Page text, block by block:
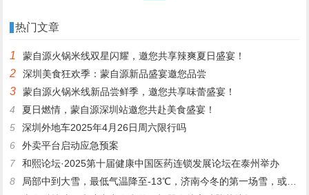
热门文章
1 蒙自源火锅米线双星闪耀，邀您共享辣爽夏日盛宴！
2 深圳美食狂欢季：蒙自源新品盛宴邀您品尝
3
蒙自源火锅米线新品尝鲜季，邀您共享味蕾盛宴！
4
夏日燃情，蒙自源深圳站邀您共赴美食盛宴！
5
深圳外地车2025年4月26日周六限行吗
6
外卖平台启动应急预案
7
和熙论坛·2025第十届健康中国医药连锁发展论坛在泰州举办
8
局部中到大雪，最低气温降至-13℃，济南今冬的第一场雪，或跟去年同一时间！